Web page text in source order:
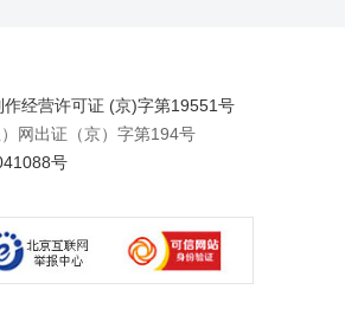
作经营许可证 (京)字第19551号
出证（京）字第194号
号